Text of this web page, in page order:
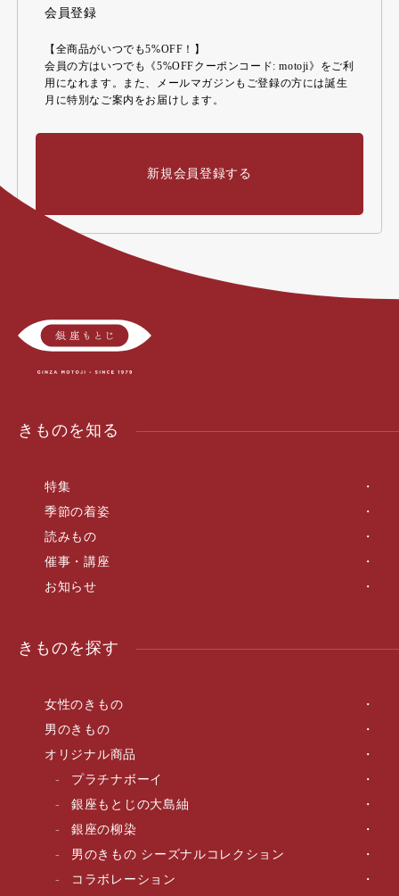
会員登録
【全商品がいつでも5%OFF！】
会員の方はいつでも《5%OFFクーポンコード: motoji》をご利
用になれます。また、メールマガジンもご登録の方には誕生
月に特別なご案内をお届けします。
新規会員登録する
きものを知る
特集
季節の着姿
読みもの
催事・講座
お知らせ
きものを探す
女性のきもの
男のきもの
オリジナル商品
プラチナボーイ
銀座もとじの大島紬
銀座の柳染
男のきもの シーズナルコレクション
コラボレーション